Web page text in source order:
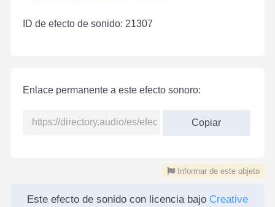
ID de efecto de sonido: 21307
Enlace permanente a este efecto sonoro:
Copiar
Informar de este objeto
Este efecto de sonido con licencia bajo Creative